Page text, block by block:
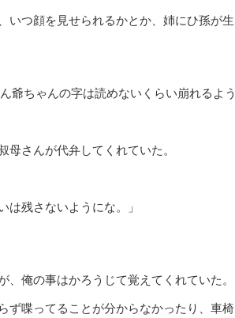
いつ顔を見せられるかとか、姉にひ孫が生
爺ちゃんの字は読めないくらい崩れるよう
さんが代弁してくれていた。
は残さないようにな。」
俺の事はかろうじて覚えてくれていた。
ず喋ってることが分からなかったり、車椅